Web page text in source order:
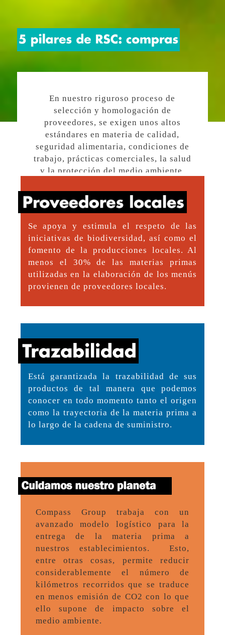
En nuestro riguroso proceso de
selección y homologación de
proveedores, se exigen unos altos
estándares en materia de calidad,
seguridad alimentaria, condiciones de
trabajo, prácticas comerciales, la salud
y la protección del medio ambiente.
Se apoya y estimula el respeto de las
iniciativas de biodiversidad, así como el
fomento de la producciones locales. Al
menos el 30% de las materias primas
utilizadas en la elaboración de los menús
provienen de proveedores locales.
Está garantizada la trazabilidad de sus
productos de tal manera que podemos
conocer en todo momento tanto el origen
como la trayectoria de la materia prima a
lo largo de la cadena de suministro.
Compass Group trabaja con un
avanzado modelo logístico para la
entrega de la materia prima a
nuestros establecimientos. Esto,
entre otras cosas, permite reducir
considerablemente el número de
kilómetros recorridos que se traduce
en menos emisión de CO2 con lo que
ello supone de impacto sobre el
medio ambiente.